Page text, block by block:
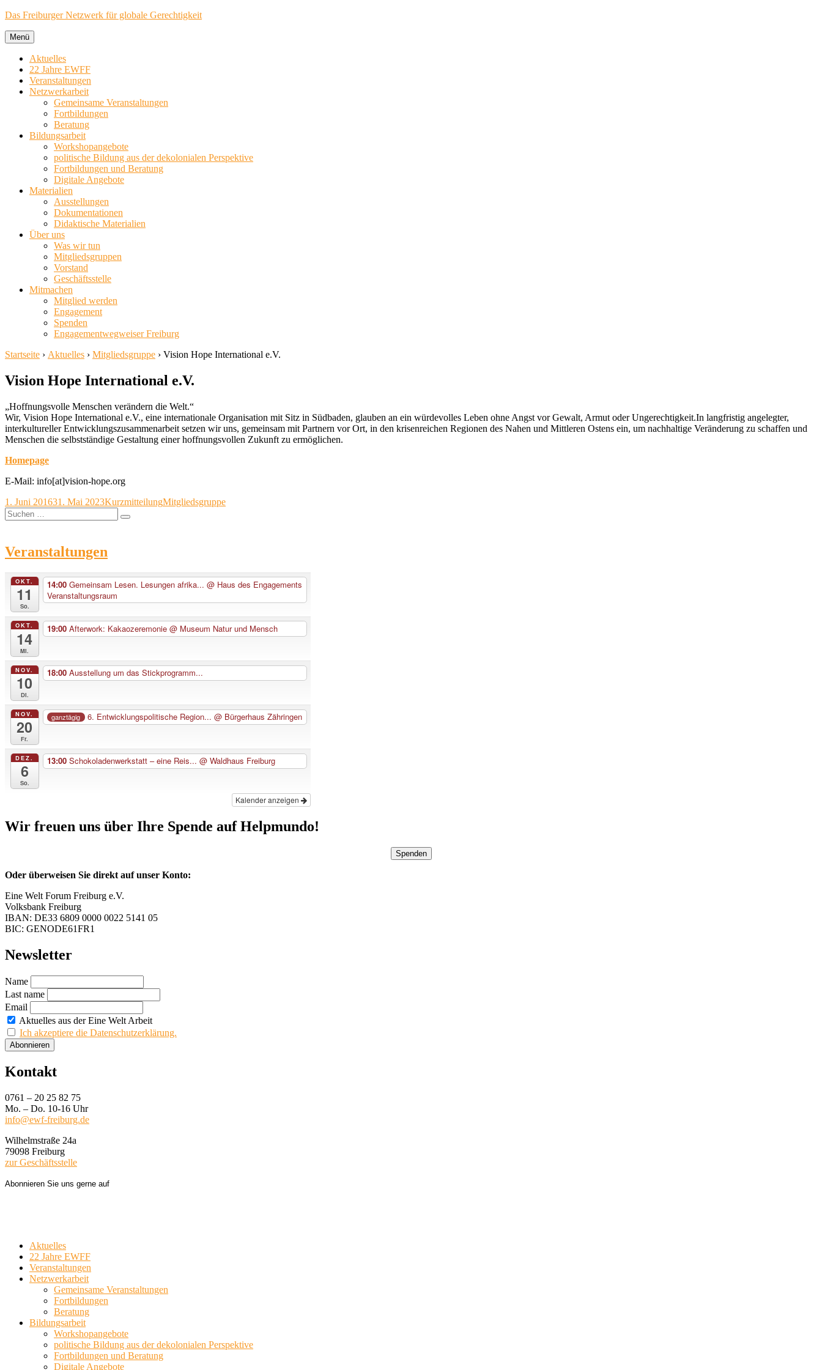
Zum
springen
Das Freiburger Netzwerk für globale Gerechtigkeit
Menü
Aktuelles
22 Jahre EWFF
Veranstaltungen
Netzwerkarbeit
Gemeinsame Veranstaltungen
Fortbildungen
Beratung
Bildungsarbeit
Workshopangebote
politische Bildung aus der dekolonialen Perspektive
Fortbildungen und Beratung
Digitale Angebote
Materialien
Ausstellungen
Dokumentationen
Didaktische Materialien
Über uns
Was wir tun
Mitgliedsgruppen
Vorstand
Geschäftsstelle
Mitmachen
Mitglied werden
Engagement
Spenden
Engagementwegweiser Freiburg
Startseite › Aktuelles › Mitgliedsgruppe › Vision Hope International e.V.
Vision Hope International e.V.
„Hoffnungsvolle Menschen verändern die Welt.“
Wir, Vision Hope International e.V., eine internationale Organisation mit Sitz in Südbaden, glauben an ein würdevolles Leben ohne Angst vor Gewalt, Armut oder Ungerechtigkeit.In langfristig angelegter,
interkultureller Entwicklungszusammenarbeit setzen wir uns, gemeinsam mit Partnern vor Ort, in den krisenreichen Regionen des Nahen und Mittleren Ostens ein, um nachhaltige Veränderung zu schaffen und
Menschen die selbstständige Gestaltung einer hoffnungsvollen Zukunft zu ermöglichen.
Homepage
E-Mail: info[at]vision-hope.org
Veröffentlicht
am
1. Juni 201631. Mai 2023Format
KurzmitteilungKategorien
Mitgliedsgruppe
Suche
nach:
Suchen
Veranstaltungen
OKT.
11
So.
14:00 Gemeinsam Lesen. Lesungen afrika... @ Haus des Engagements
Veranstaltungsraum
OKT.
14
Mi.
19:00 Afterwork: Kakaozeremonie @ Museum Natur und Mensch
NOV.
10
Di.
18:00 Ausstellung um das Stickprogramm...
NOV.
20
Fr.
ganztägig 6. Entwicklungspolitische Region...@ Bürgerhaus Zähringen
DEZ.
6
So.
13:00 Schokoladenwerkstatt – eine Reis... @ Waldhaus Freiburg
Kalender anzeigen
Wir freuen uns über Ihre Spende auf Helpmundo!
Spenden
Oder überweisen Sie direkt auf unser Konto:
Eine Welt Forum Freiburg e.V.
Volksbank Freiburg
IBAN: DE33 6809 0000 0022 5141 05
BIC: GENODE61FR1
Newsletter
Name
Last name
Email
Aktuelles aus der Eine Welt Arbeit
Ich akzeptiere die Datenschutzerklärung.
Kontakt
0761 – 20 25 82 75
Mo. – Do. 10-16 Uhr
info@ewf-freiburg.de
Wilhelmstraße 24a
79098 Freiburg
zur Geschäftsstelle
Abonnieren Sie uns gerne auf
Aktuelles
22 Jahre EWFF
Veranstaltungen
Netzwerkarbeit
Gemeinsame Veranstaltungen
Fortbildungen
Beratung
Bildungsarbeit
Workshopangebote
politische Bildung aus der dekolonialen Perspektive
Fortbildungen und Beratung
Digitale Angebote